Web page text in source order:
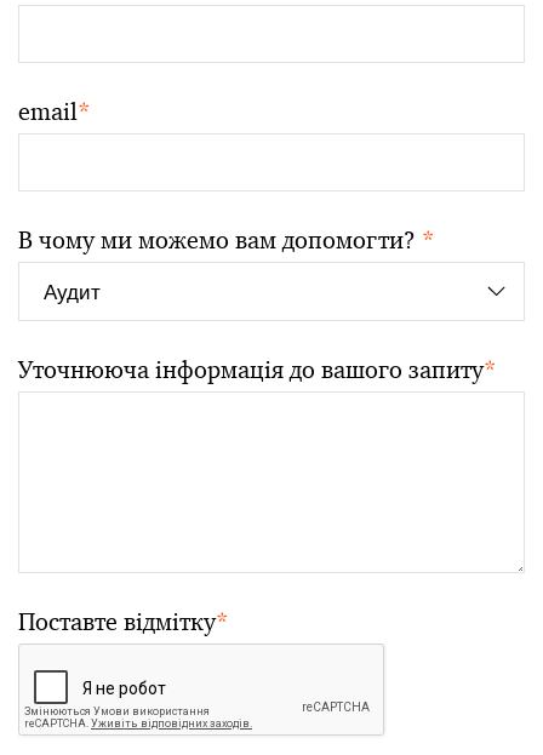
email*
В чому ми можемо вам допомогти? *
Уточнююча інформація до вашого запиту*
Поставте відмітку*